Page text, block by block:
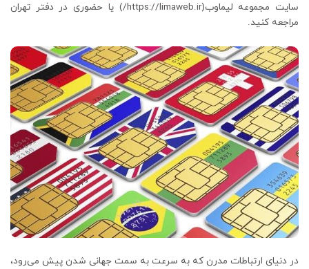
سایت مجموعه لیماوب(https://limaweb.ir/) یا حضوری در دفتر تهران
مراجعه کنید.
در دنیای ارتباطات مدرن که به سرعت به سمت جهانی شدن پیش می‌رود،